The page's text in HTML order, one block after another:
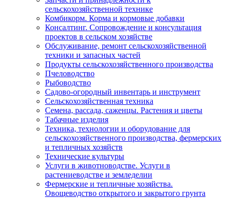
сельскохозяйственной технике
Комбикорм. Корма и кормовые добавки
Консалтинг. Сопровождение и консультация
проектов в сельском хозяйстве
Обслуживание, ремонт сельскохозяйственной
техники и запасных частей
Продукты сельскохозяйственного производства
Пчеловодство
Рыбоводство
Садово-огородный инвентарь и инструмент
Сельскохозяйственная техника
Семена, рассада, саженцы. Растения и цветы
Табачные изделия
Техника, технологии и оборудование для
сельскохозяйственного производства, фермерских
и тепличных хозяйств
Технические культуры
Услуги в животноводстве. Услуги в
растениеводстве и земледелии
Фермерские и тепличные хозяйства.
Овощеводство открытого и закрытого грунта